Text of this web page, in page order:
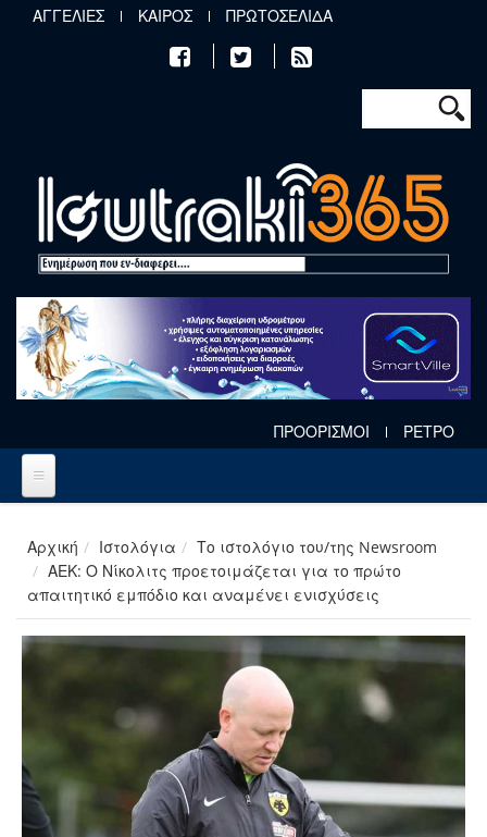
Παράκαμψη προς το κυρίως περιεχόμενο
ΑΓΓΕΛΙΕΣ ΚΑΙΡΟΣ ΠΡΩΤΟΣΕΛΙΔΑ
Φόρμα
Αναζήτηση
ΠΡΟΟΡΙΣΜΟΙ ΡΕΤΡΟ
Αρχική Ιστολόγια
Το ιστολόγιο του/της Newsroom
ΑΕΚ: Ο Νίκολιτς προετοιμάζεται για το πρώτο
απαιτητικό εμπόδιο και αναμένει ενισχύσεις